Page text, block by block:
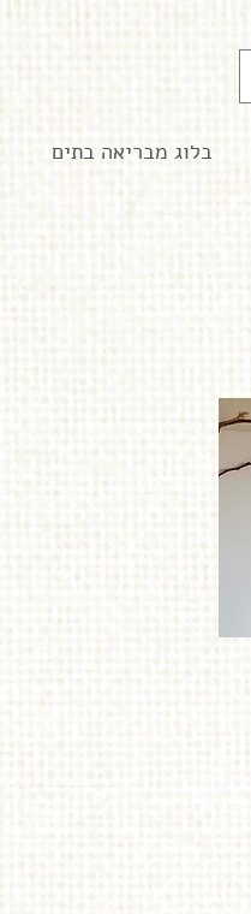
בלוג מבריאה בתים